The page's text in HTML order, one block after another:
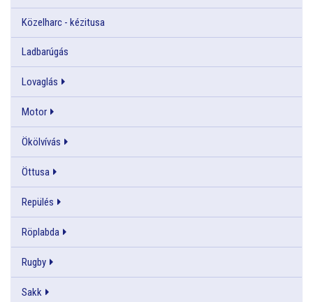
Közelharc - kézitusa
Ladbarúgás
Lovaglás
Motor
Ökölvívás
Öttusa
Repülés
Röplabda
Rugby
Sakk